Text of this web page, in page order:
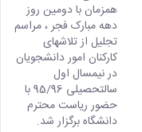
همزمان با دومین روز
دهه مبارک فجر ، مراسم
تجلیل از تلاشهای
کارکنان امور دانشجویان
در نیمسال اول
سالتحصیلی 95/96 با
حضور ریاست محترم
دانشگاه برگزار شد.